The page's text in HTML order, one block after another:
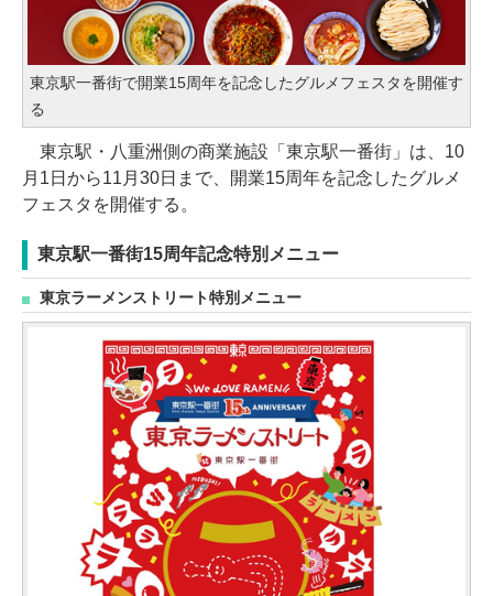
東京駅一番街で開業15周年を記念したグルメフェスタを開催す
る
東京駅・八重洲側の商業施設「東京駅一番街」は、10
月1日から11月30日まで、開業15周年を記念したグルメ
フェスタを開催する。
東京駅一番街15周年記念特別メニュー
東京ラーメンストリート特別メニュー